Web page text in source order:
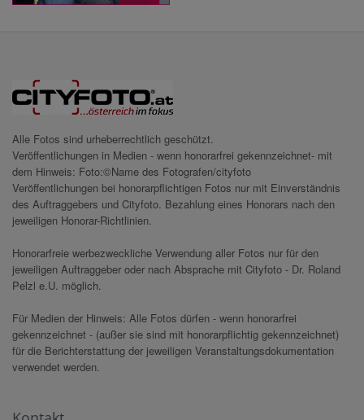
Alle Fotos sind urheberrechtlich geschützt.
Veröffentlichungen in Medien - wenn honorarfrei gekennzeichnet- mit
dem Hinweis: Foto:©Name des Fotografen/cityfoto
Veröffentlichungen bei honorarpflichtigen Fotos nur mit Einverständnis
des Auftraggebers und Cityfoto. Bezahlung eines Honorars nach den
jeweiligen Honorar-Richtlinien.
Honorarfreie werbezweckliche Verwendung aller Fotos nur für den
jeweiligen Auftraggeber oder nach Absprache mit Cityfoto - Dr. Roland
Pelzl e.U. möglich.
Für Medien der Hinweis: Alle Fotos dürfen - wenn honorarfrei
gekennzeichnet - (außer sie sind mit honorarpflichtig gekennzeichnet)
für die Berichterstattung der jeweiligen Veranstaltungsdokumentation
verwendet werden.